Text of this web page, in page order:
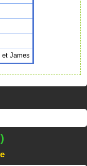
et James